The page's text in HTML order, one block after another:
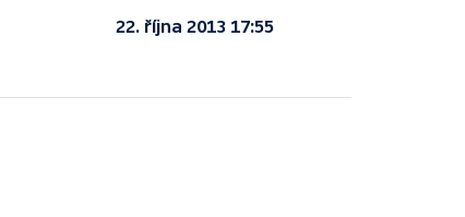
22. října 2013 17:55